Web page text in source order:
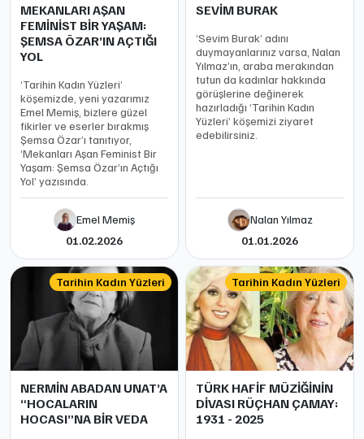
MEKANLARI AŞAN
FEMİNİST BİR YAŞAM:
ŞEMSA ÖZAR’IN AÇTIĞI
YOL
‘Tarihin Kadın Yüzleri’
köşemizde, yeni yazarımız
Emel Memiş, bizlere güzel
fikirler ve eserler bırakmış
Şemsa Özar’ı tanıtıyor,
‘Mekanları Aşan Feminist Bir
Yaşam: Şemsa Özar’ın Açtığı
Yol’ yazısında.
Emel Memiş
01.02.2026
SEVİM BURAK
‘Sevim Burak’ adını
duymayanlarınız varsa, Nalan
Yılmaz’ın, araba merakından
tutun da kadınlar hakkında
görüşlerine değinerek
hazırladığı ‘Tarihin Kadın
Yüzleri’ köşemizi ziyaret
edebilirsiniz.
Nalan Yılmaz
01.01.2026
Tarihin Kadın Yüzleri
NERMİN ABADAN UNAT’A
“HOCALARIN
HOCASI”NA BİR VEDA
Tarihin Kadın Yüzleri
TÜRK HAFİF MÜZİĞİNİN
DİVASI RÜÇHAN ÇAMAY:
1931 - 2025